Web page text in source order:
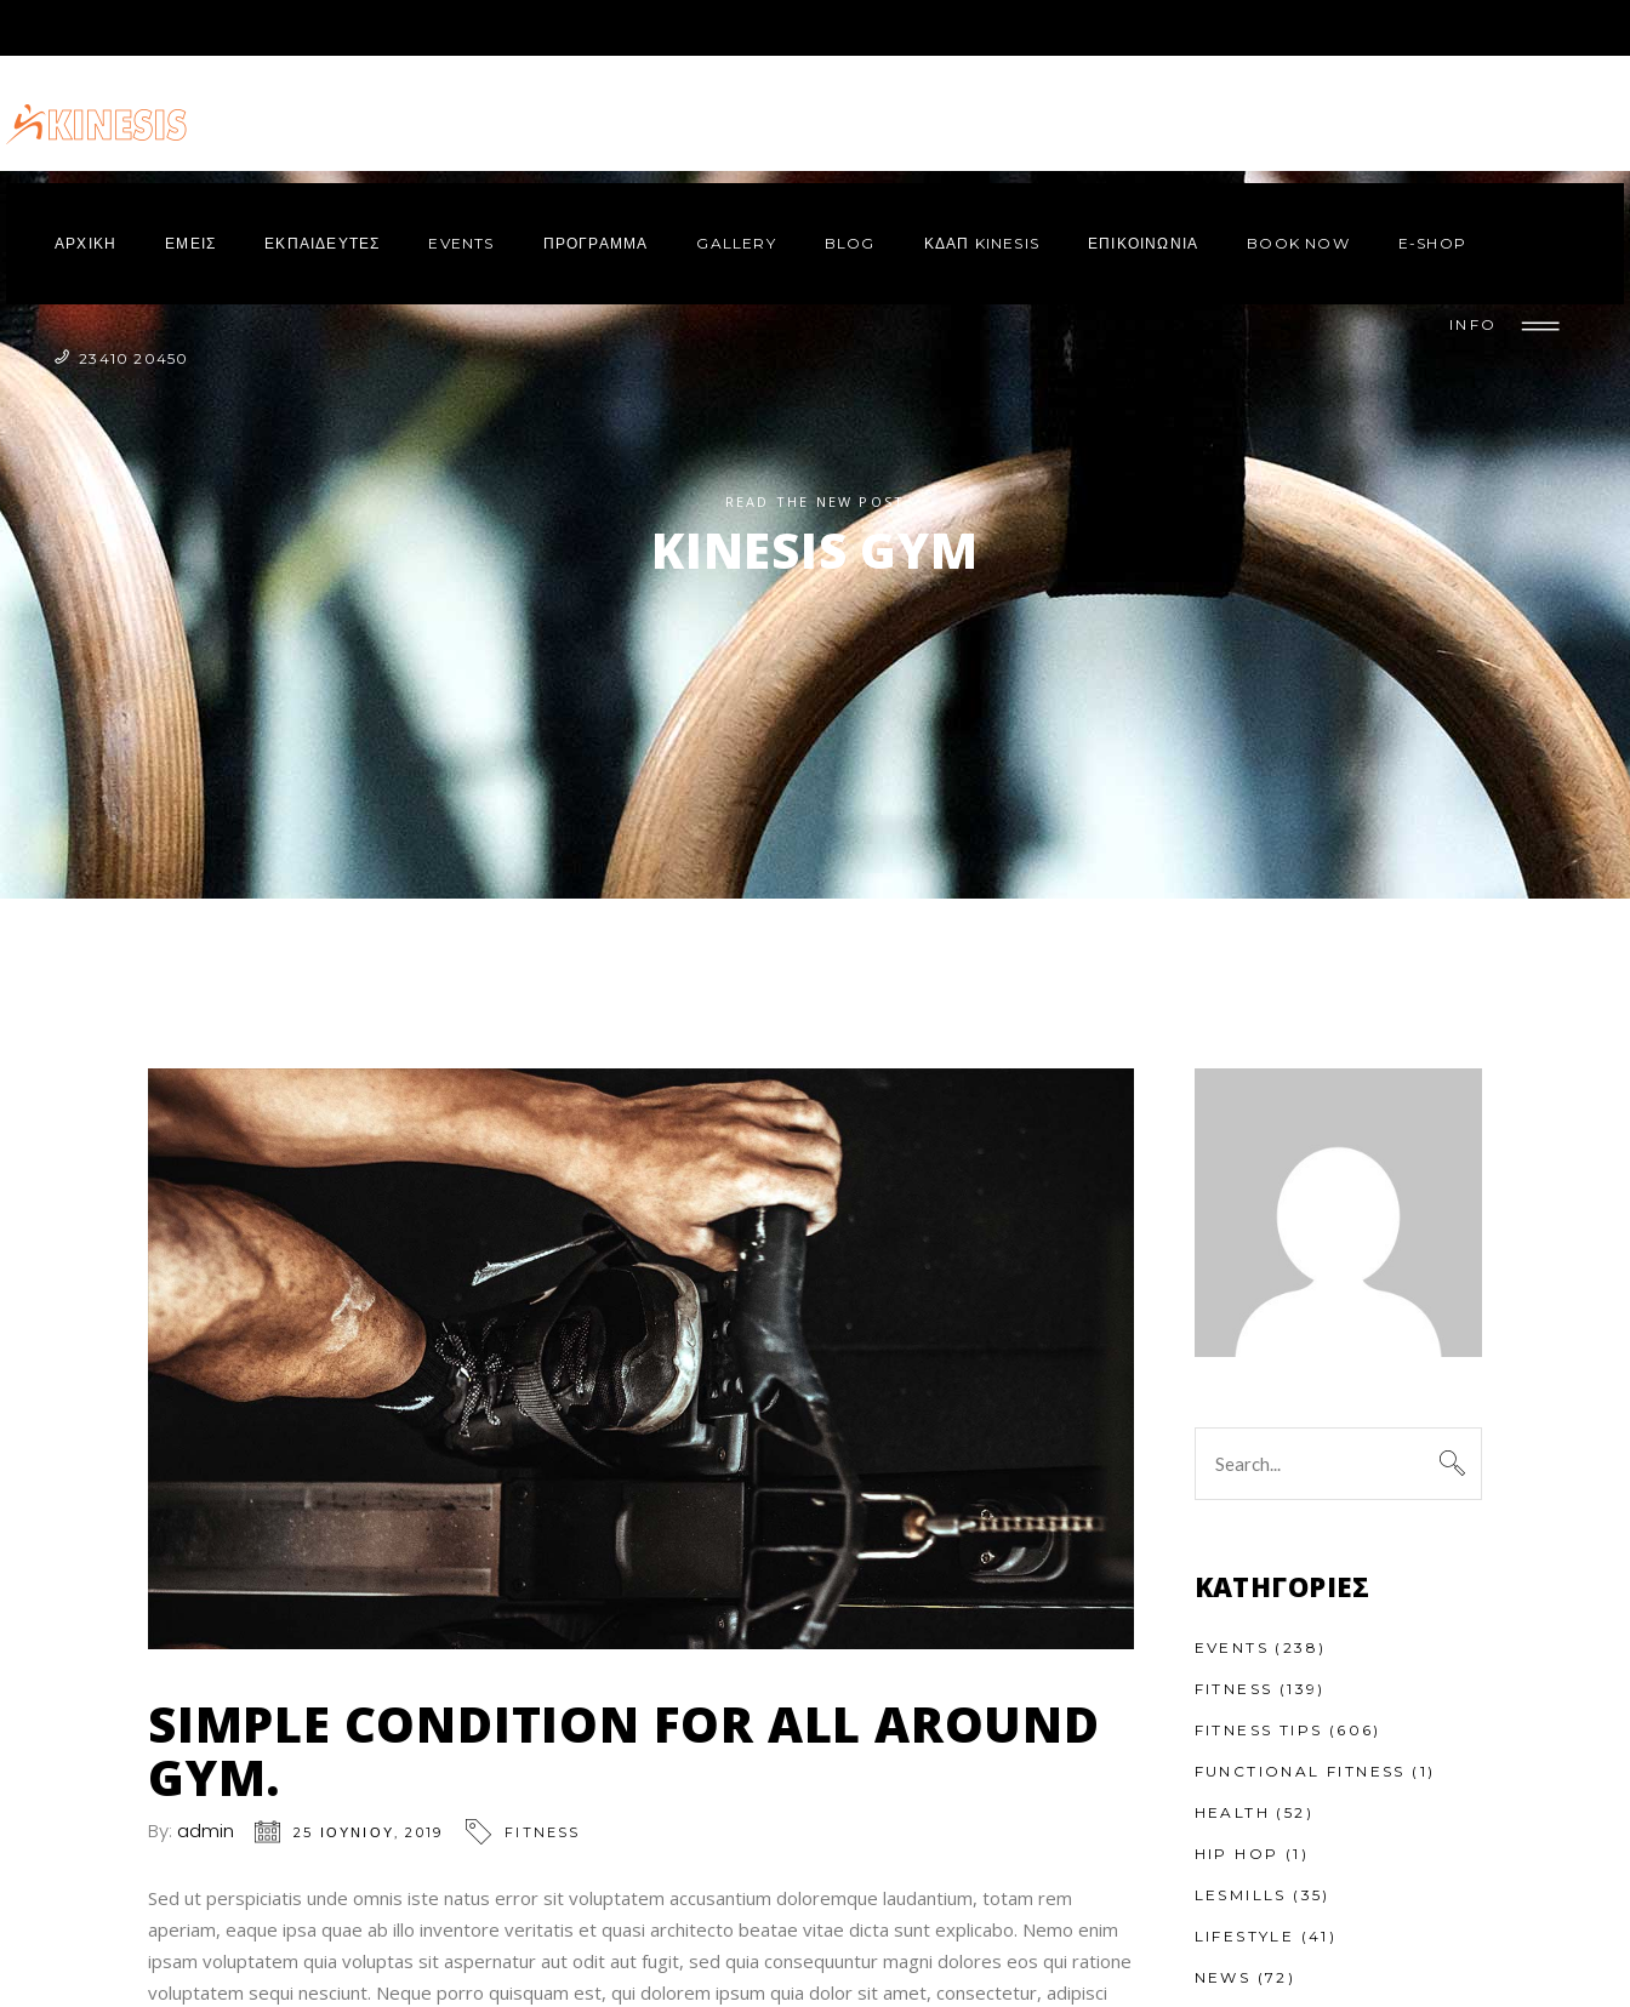
ΑΡΧΙΚΗ ΕΜΕΙΣ ΕΚΠΑΙΔΕΥΤΕΣ EVENTS ΠΡΌΓΡΑΜΜΑ GALLERY BLOG ΚΔΑΠ KINESIS ΕΠΙΚΟΙΝΩΝΙΑ BOOK NOW E-SHOP
23410 20450
INFO
READ THE NEW POST
KINESIS GYM
SIMPLE CONDITION FOR ALL AROUND
GYM.
By: admin 25 ΙΟΥΝΊΟΥ, 2019 FITNESS
Sed ut perspiciatis unde omnis iste natus error sit voluptatem accusantium doloremque laudantium, totam rem
aperiam, eaque ipsa quae ab illo inventore veritatis et quasi architecto beatae vitae dicta sunt explicabo. Nemo enim
ipsam voluptatem quia voluptas sit aspernatur aut odit aut fugit, sed quia consequuntur magni dolores eos qui ratione
voluptatem sequi nesciunt. Neque porro quisquam est, qui dolorem ipsum quia dolor sit amet, consectetur, adipisci
KΑΤΗΓΟΡΊΕΣ
EVENTS (238)
FITNESS (139)
FITNESS TIPS (606)
FUNCTIONAL FITNESS (1)
HEALTH (52)
HIP HOP (1)
LESMILLS (35)
LIFESTYLE (41)
NEWS (72)